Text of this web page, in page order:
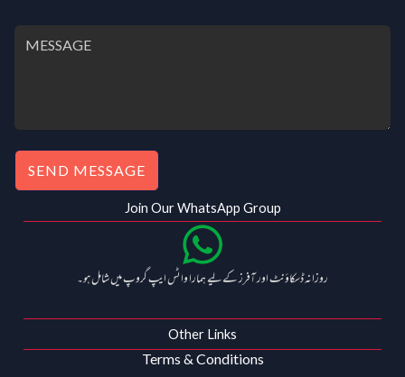
SEND MESSAGE
Join Our WhatsApp Group
روزانہ ڈسکاؤنٹ اور آفرز کے لیے ہمارا واٹس ایپ گروپ میں شامل ہو۔
Other Links
Terms & Conditions